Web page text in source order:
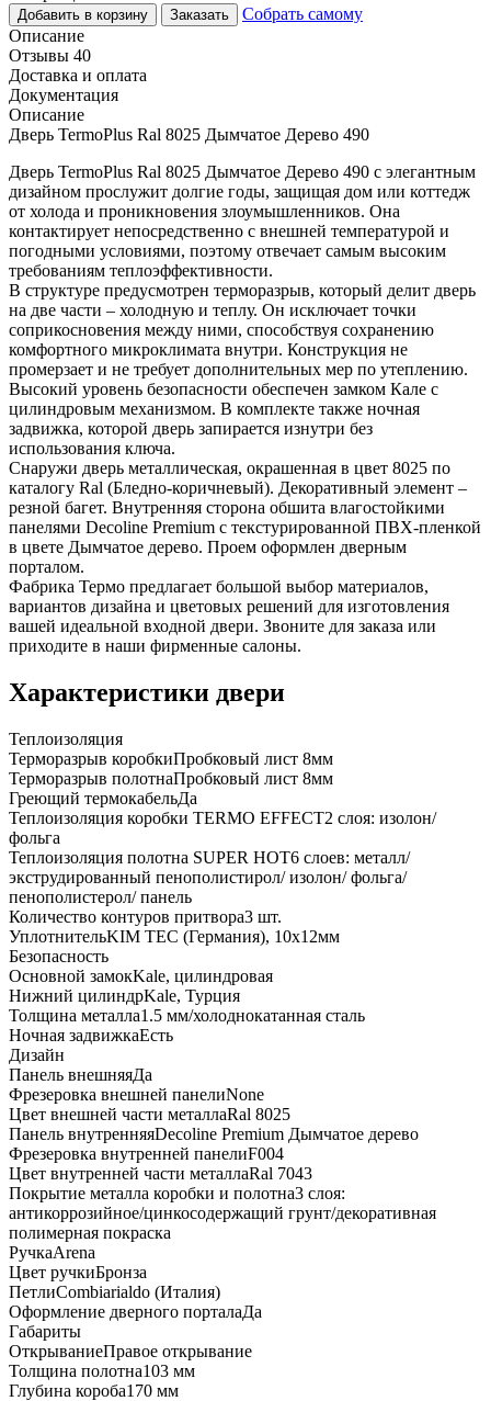
Добавить в корзину Заказать
Собрать самому
Описание
Отзывы 40
Доставка и оплата
Документация
Описание
Дверь TermoPlus Ral 8025 Дымчатое Дерево 490
Дверь TermoPlus Ral 8025 Дымчатое Дерево 490 с элегантным
дизайном прослужит долгие годы, защищая дом или коттедж
от холода и проникновения злоумышленников. Она
контактирует непосредственно с внешней температурой и
погодными условиями, поэтому отвечает самым высоким
требованиям теплоэффективности.
В структуре предусмотрен терморазрыв, который делит дверь
на две части – холодную и теплу. Он исключает точки
соприкосновения между ними, способствуя сохранению
комфортного микроклимата внутри. Конструкция не
промерзает и не требует дополнительных мер по утеплению.
Высокий уровень безопасности обеспечен замком Кале с
цилиндровым механизмом. В комплекте также ночная
задвижка, которой дверь запирается изнутри без
использования ключа.
Снаружи дверь металлическая, окрашенная в цвет 8025 по
каталогу Ral (Бледно-коричневый). Декоративный элемент –
резной багет. Внутренняя сторона обшита влагостойкими
панелями Decoline Premium с текстурированной ПВХ-пленкой
в цвете Дымчатое дерево. Проем оформлен дверным
порталом.
Фабрика Термо предлагает большой выбор материалов,
вариантов дизайна и цветовых решений для изготовления
вашей идеальной входной двери. Звоните для заказа или
приходите в наши фирменные салоны.
Характеристики двери
Теплоизоляция
Терморазрыв коробкиПробковый лист 8мм
Терморазрыв полотнаПробковый лист 8мм
Греющий термокабельДа
Теплоизоляция коробки TERMO EFFECT2 слоя: изолон/
фольга
Теплоизоляция полотна SUPER НОТ6 слоев: металл/
экструдированный пенополистирол/ изолон/ фольга/
пенополистерол/ панель
Количество контуров притвора3 шт.
УплотнительKIM ТЕС (Германия), 10x12мм
Безопасность
Основной замокKale, цилиндровая
Нижний цилиндрKale, Турция
Толщина металла1.5 мм/холоднокатанная сталь
Ночная задвижкаЕсть
Дизайн
Панель внешняяДа
Фрезеровка внешней панелиNone
Цвет внешней части металлаRal 8025
Панель внутренняяDecoline Premium Дымчатое дерево
Фрезеровка внутренней панелиF004
Цвет внутренней части металлаRal 7043
Покрытие металла коробки и полотна3 слоя:
антикоррозийное/цинкосодержащий грунт/декоративная
полимерная покраска
РучкаArena
Цвет ручкиБронза
ПетлиCombiarialdo (Италия)
Оформление дверного порталаДа
Габариты
ОткрываниеПравое открывание
Толщина полотна103 мм
Глубина короба170 мм